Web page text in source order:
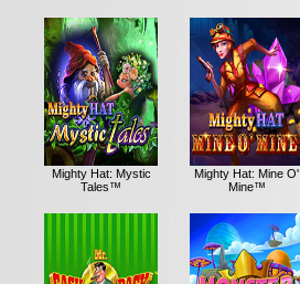
Mighty Hat: Mystic
Tales™
Mighty Hat: Mine O'
Mine™